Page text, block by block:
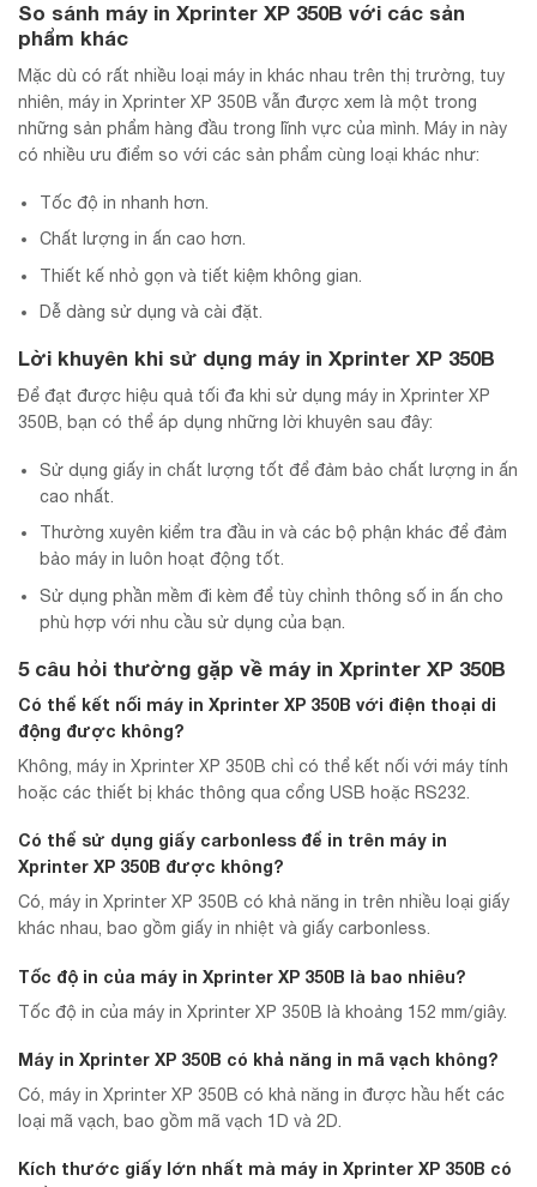
So sánh máy in Xprinter XP 350B với các sản
phẩm khác
Mặc dù có rất nhiều loại máy in khác nhau trên thị trường, tuy
nhiên, máy in Xprinter XP 350B vẫn được xem là một trong
những sản phẩm hàng đầu trong lĩnh vực của mình. Máy in này
có nhiều ưu điểm so với các sản phẩm cùng loại khác như:
Tốc độ in nhanh hơn.
Chất lượng in ấn cao hơn.
Thiết kế nhỏ gọn và tiết kiệm không gian.
Dễ dàng sử dụng và cài đặt.
Lời khuyên khi sử dụng máy in Xprinter XP 350B
Để đạt được hiệu quả tối đa khi sử dụng máy in Xprinter XP
350B, bạn có thể áp dụng những lời khuyên sau đây:
Sử dụng giấy in chất lượng tốt để đảm bảo chất lượng in ấn
cao nhất.
Thường xuyên kiểm tra đầu in và các bộ phận khác để đảm
bảo máy in luôn hoạt động tốt.
Sử dụng phần mềm đi kèm để tùy chỉnh thông số in ấn cho
phù hợp với nhu cầu sử dụng của bạn.
5 câu hỏi thường gặp về máy in Xprinter XP 350B
Có thể kết nối máy in Xprinter XP 350B với điện thoại di
động được không?
Không, máy in Xprinter XP 350B chỉ có thể kết nối với máy tính
hoặc các thiết bị khác thông qua cổng USB hoặc RS232.
Có thể sử dụng giấy carbonless để in trên máy in
Xprinter XP 350B được không?
Có, máy in Xprinter XP 350B có khả năng in trên nhiều loại giấy
khác nhau, bao gồm giấy in nhiệt và giấy carbonless.
Tốc độ in của máy in Xprinter XP 350B là bao nhiêu?
Tốc độ in của máy in Xprinter XP 350B là khoảng 152 mm/giây.
Máy in Xprinter XP 350B có khả năng in mã vạch không?
Có, máy in Xprinter XP 350B có khả năng in được hầu hết các
loại mã vạch, bao gồm mã vạch 1D và 2D.
Kích thước giấy lớn nhất mà máy in Xprinter XP 350B có